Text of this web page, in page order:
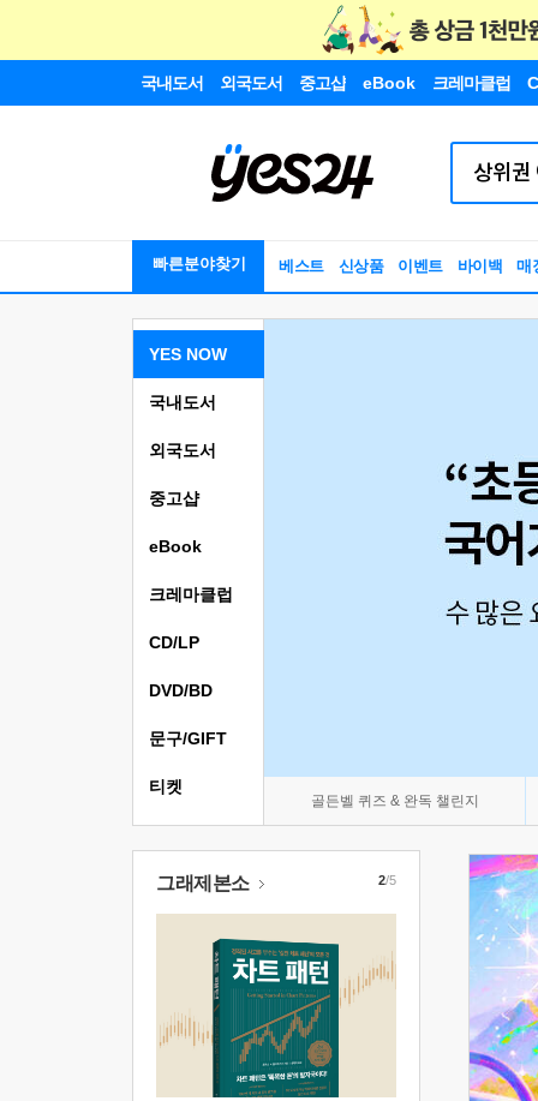
국내도서 외국도서 중고샵 eBook 크레마클럽
빠른분야찾기 베스트 신상품 이벤트 바이백 매
YES NOW
골든벨 퀴즈 & 완독 챌린지
국내도서
외국도서
중고샵
eBook
크레마클럽
CD/LP
DVD/BD
문구/GIFT
티켓
그래제본소 2/5